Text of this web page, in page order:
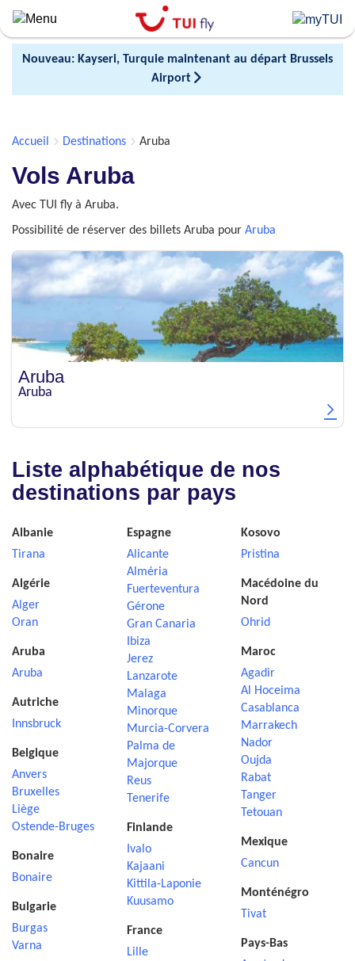
Skip
to
main
contentNouveau: Kayseri, Turquie maintenant au départ Brussels
Airport
Accueil Destinations Aruba
Vols Aruba
Avec TUI fly à Aruba.
Possibilité de réserver des billets Aruba pour Aruba
Aruba
Aruba
Liste alphabétique de nos
destinations par pays
Albanie
Tirana
Algérie
Alger
Oran
Aruba
Aruba
Autriche
Innsbruck
Belgique
Anvers
Bruxelles
Liège
Ostende-Bruges
Bonaire
Bonaire
Bulgarie
Burgas
Varna
Espagne
Alicante
Alméria
Fuerteventura
Gérone
Gran Canaria
Ibiza
Jerez
Lanzarote
Malaga
Minorque
Murcia-Corvera
Palma de
Majorque
Reus
Tenerife
Finlande
Ivalo
Kajaani
Kittila-Laponie
Kuusamo
France
Lille
Kosovo
Pristina
Macédoine du
Nord
Ohrid
Maroc
Agadir
Al Hoceima
Casablanca
Marrakech
Nador
Oujda
Rabat
Tanger
Tetouan
Mexique
Cancun
Monténégro
Tivat
Pays-Bas